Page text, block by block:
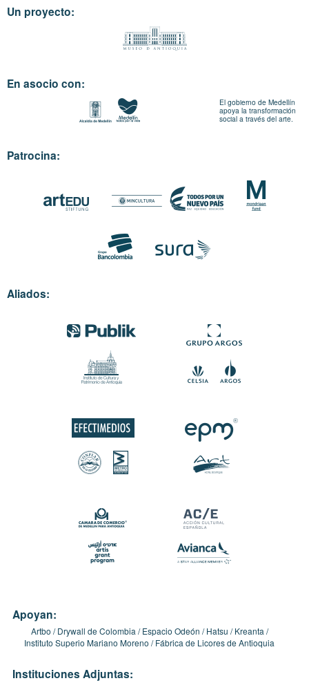
Un proyecto:
En asocio con:
El gobierno de Medellín
apoya la transformación
social a través del arte.
Patrocina:
Aliados:
Apoyan:
Artbo Drywall de Colombia Espacio Odeón Hatsu
Kreanta
Instituto Superio Mariano Moreno
Fábrica de Licores de Antioquia
Instituciones Adjuntas: